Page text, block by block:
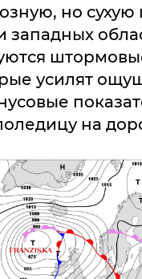
но сухую
западных
усилят
на